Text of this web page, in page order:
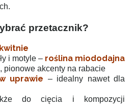
przetacznik?
i motyle – roślina miododajna
pionowe akcenty na rabacie
uprawie – idealny nawet dla
do cięcia i kompozycji